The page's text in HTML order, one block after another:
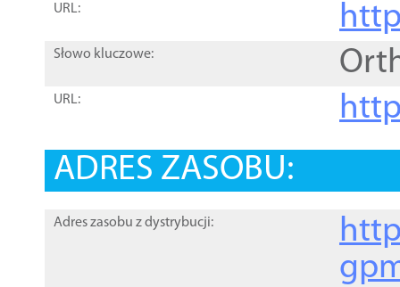
URL:
Słowo kluczowe:
URL:
ADRES ZASOBU:
Adres zasobu z dystrybucji: